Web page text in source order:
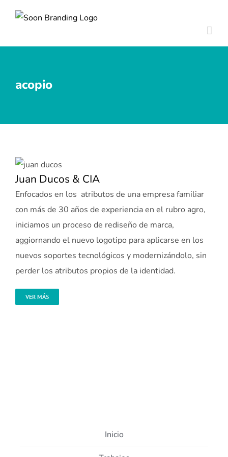
acopio
Juan Ducos & CIA
Enfocados en los atributos de una empresa familiar
con más de 30 años de experiencia en el rubro agro,
iniciamos un proceso de rediseño de marca,
aggiornando el nuevo logotipo para aplicarse en los
nuevos soportes tecnológicos y modernizándolo, sin
perder los atributos propios de la identidad.
VER MÁS
Inicio